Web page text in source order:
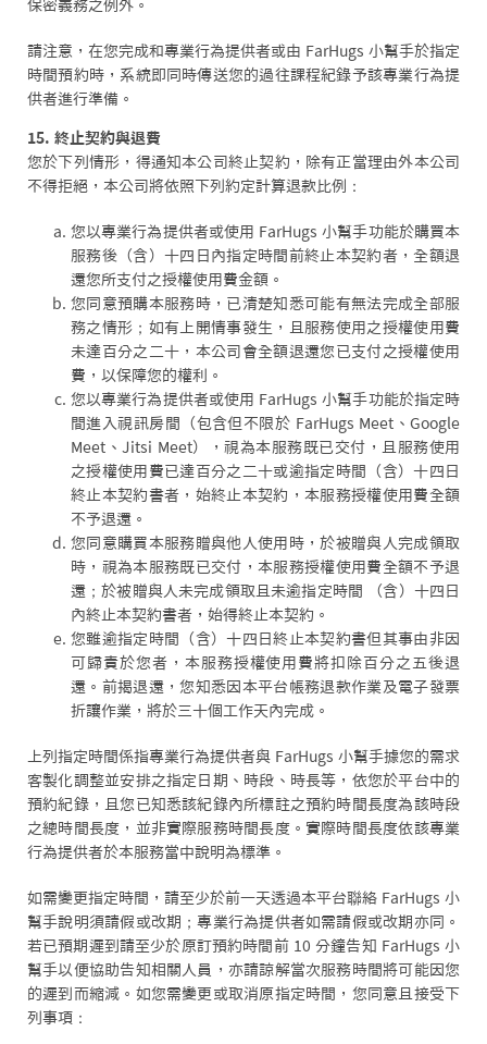
保密義務之例外。
請注意，在您完成和專業行為提供者或由 FarHugs 小幫手於指定
時間預約時，系統即同時傳送您的過往課程紀錄予該專業行為提
供者進行準備。
15. 終止契約與退費
您於下列情形，得通知本公司終止契約，除有正當理由外本公司
不得拒絕，本公司將依照下列約定計算退款比例：
您以專業行為提供者或使用 FarHugs 小幫手功能於購買本
服務後（含）十四日內指定時間前終止本契約者，全額退
還您所支付之授權使用費金額。
您同意預購本服務時，已清楚知悉可能有無法完成全部服
務之情形；如有上開情事發生，且服務使用之授權使用費
未達百分之二十，本公司會全額退還您已支付之授權使用
費，以保障您的權利。
您以專業行為提供者或使用 FarHugs 小幫手功能於指定時
間進入視訊房間（包含但不限於 FarHugs Meet、Google
Meet、Jitsi Meet），視為本服務既已交付，且服務使用
之授權使用費已達百分之二十或逾指定時間（含）十四日
終止本契約書者，始終止本契約，本服務授權使用費全額
不予退還。
您同意購買本服務贈與他人使用時，於被贈與人完成領取
時，視為本服務既已交付，本服務授權使用費全額不予退
還；於被贈與人未完成領取且未逾指定時間 （含）十四日
內終止本契約書者，始得終止本契約。
您雖逾指定時間（含）十四日終止本契約書但其事由非因
可歸責於您者，本服務授權使用費將扣除百分之五後退
還。前揭退還，您知悉因本平台帳務退款作業及電子發票
折讓作業，將於三十個工作天內完成。
上列指定時間係指專業行為提供者與 FarHugs 小幫手據您的需求
客製化調整並安排之指定日期、時段、時長等，依您於平台中的
預約紀錄，且您已知悉該紀錄內所標註之預約時間長度為該時段
之總時間長度，並非實際服務時間長度。實際時間長度依該專業
行為提供者於本服務當中說明為標準。
如需變更指定時間，請至少於前一天透過本平台聯絡 FarHugs 小
幫手說明須請假或改期；專業行為提供者如需請假或改期亦同。
若已預期遲到請至少於原訂預約時間前 10 分鐘告知 FarHugs 小
幫手以便協助告知相關人員，亦請諒解當次服務時間將可能因您
的遲到而縮減。如您需變更或取消原指定時間，您同意且接受下
列事項：